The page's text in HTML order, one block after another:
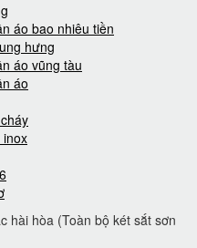
áo bao nhiêu tiền
hưng
áo vũng tàu
áo
hài hòa (Toàn bộ két sắt sơn